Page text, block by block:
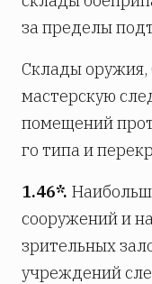
за пределы
Склады оружия,
мастерскую
помещений
го типа и
1.46*.
сооружений и
зрительных
учреждений